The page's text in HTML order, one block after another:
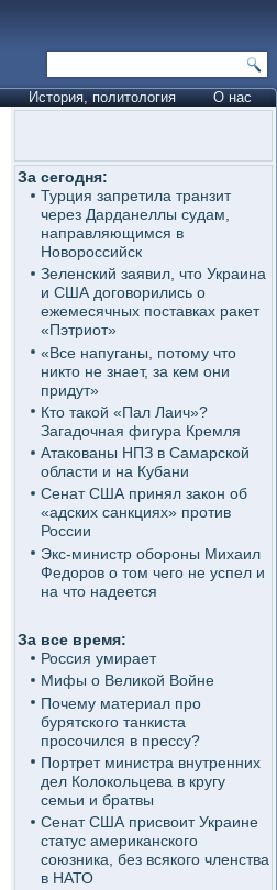
История, политология О нас
За сегодня:
Турция запретила транзит
через Дарданеллы судам,
направляющимся в
Новороссийск
Зеленский заявил, что Украина
и США договорились о
ежемесячных поставках ракет
«Пэтриот»
«Все напуганы, потому что
никто не знает, за кем они
придут»
Кто такой «Пал Лаич»?
Загадочная фигура Кремля
Атакованы НПЗ в Самарской
области и на Кубани
Сенат США принял закон об
«адских санкциях» против
России
Экс-министр обороны Михаил
Федоров о том чего не успел и
на что надеется
За все время:
Россия умирает
Мифы о Великой Войне
Почему материал про
бурятского танкиста
просочился в прессу?
Портрет министра внутренних
дел Колокольцева в кругу
семьи и братвы
Сенат США присвоит Украине
статус американского
союзника, без всякого членства
в НАТО